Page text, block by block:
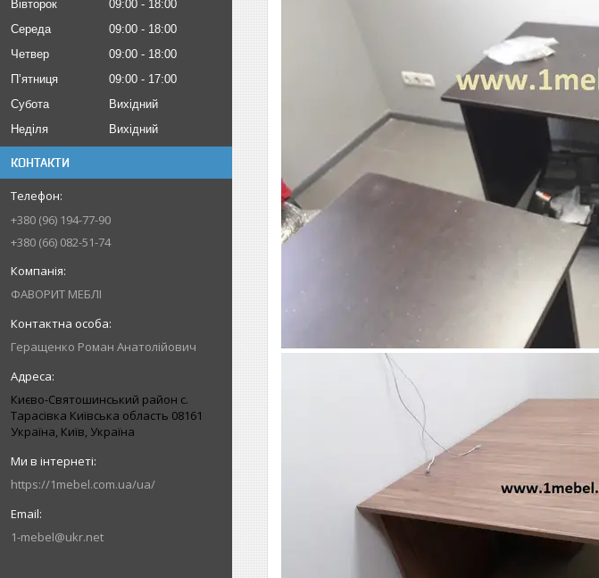
Вівторок
09:00
18:00
Середа
09:00
18:00
Четвер
09:00
18:00
Пʼятниця
09:00
17:00
Субота
Вихідний
Неділя
Вихідний
КОНТАКТИ
+380 (96) 194-77-90
+380 (66) 082-51-74
ФАВОРИТ МЕБЛІ
Геращенко Роман Анатолійович
Києво-Святошинський район с.
Тарасівка Київська область 08161
Україна, Київ, Україна
https://1mebel.com.ua/ua/
1-mebel@ukr.net